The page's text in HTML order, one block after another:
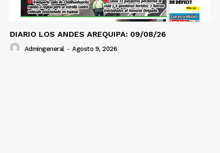
DIARIO LOS ANDES AREQUIPA: 09/08/26
Admingeneral - Agosto 9, 2026